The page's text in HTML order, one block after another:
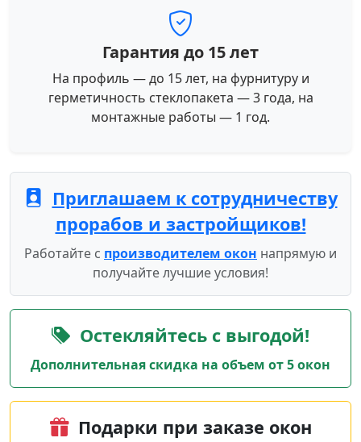
Гарантия до 15 лет
На профиль — до 15 лет, на фурнитуру и
герметичность стеклопакета — 3 года, на
монтажные работы — 1 год.
Приглашаем к сотрудничеству
прорабов и застройщиков!
Работайте с производителем окон напрямую и
получайте лучшие условия!
Остекляйтесь с выгодой!
Дополнительная скидка на объем от 5 окон
Подарки при заказе окон